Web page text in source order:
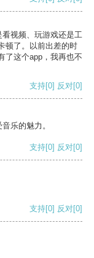
视频、玩游戏还是工
顿了。以前出差的时
了这个app，我再也不
支持[0] 反对[0]
乐的魅力。
支持[0] 反对[0]
支持[0] 反对[0]